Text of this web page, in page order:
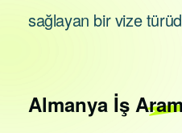
sağlayan bir vize
Almanya İş